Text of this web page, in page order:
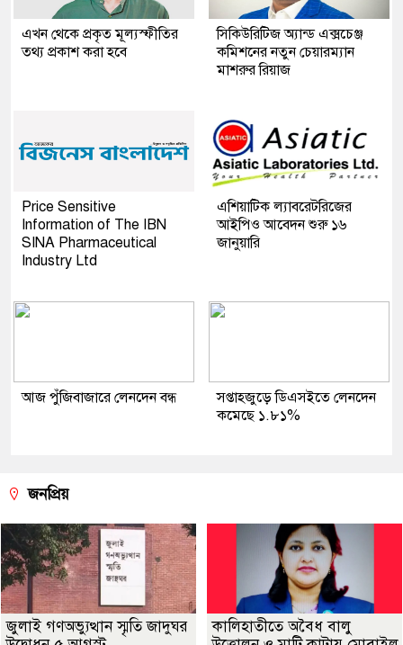
এখন থেকে প্রকৃত মূল্যস্ফীতির
তথ্য প্রকাশ করা হবে
সিকিউরিটিজ অ্যান্ড এক্সচেঞ্জ
কমিশনের নতুন চেয়ারম্যান
মাশরুর রিয়াজ
Price Sensitive
Information of The IBN
SINA Pharmaceutical
Industry Ltd
এশিয়াটিক ল্যাবরেটরিজের
আইপিও আবেদন শুরু ১৬
জানুয়ারি
আজ পুঁজিবাজারে লেনদেন বন্ধ
সপ্তাহজুড়ে ডিএসইতে লেনদেন
কমেছে ১.৮১%
জনপ্রিয়
জুলাই গণঅভ্যুত্থান স্মৃতি জাদুঘর
কালিহাতীতে অবৈধ বালু